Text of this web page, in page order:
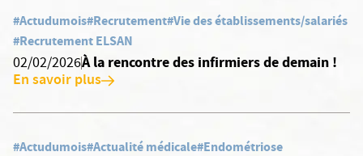
#Actudumois#Recrutement#Vie des établissements/salariés
#Recrutement ELSAN
02/02/2026À la rencontre des infirmiers de demain !
En savoir plus
#Actudumois#Actualité médicale#Endométriose